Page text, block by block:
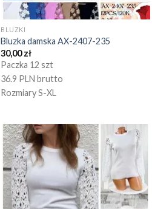
BLUZKI
Bluzka damska AX-2407-235
30,00zł
Paczka 12 szt
36.9 PLN brutto
Rozmiary S-XL